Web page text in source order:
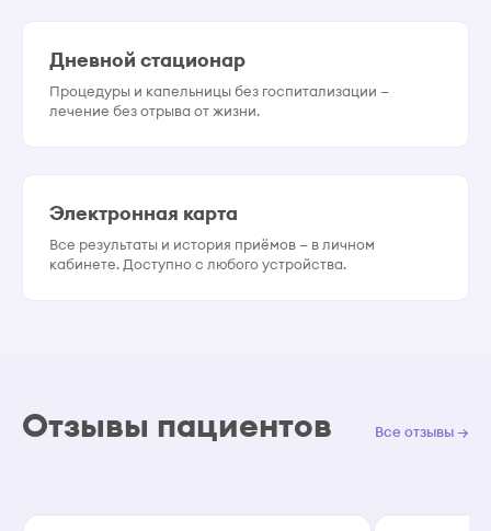
Дневной стационар
Процедуры и капельницы без госпитализации —
лечение без отрыва от жизни.
Электронная карта
Все результаты и история приёмов — в личном
кабинете. Доступно с любого устройства.
Отзывы пациентов Все отзывы →